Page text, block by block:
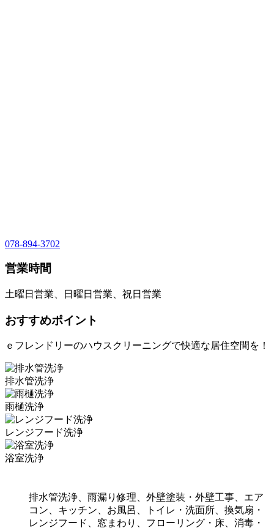
078-894-3702
営業時間
土曜日営業、日曜日営業、祝日営業
おすすめポイント
ｅフレンドリーのハウスクリーニングで快適な居住空間を！
排水管洗浄
雨樋洗浄
レンジフード洗浄
浴室洗浄
排水管洗浄、雨漏り修理、外壁塗装・外壁工事、エア
コン、キッチン、お風呂、トイレ・洗面所、換気扇・
レンジフード、窓まわり、フローリング・床、消毒・